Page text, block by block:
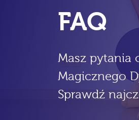
FAQ
Masz pytania
Magicznego
Sprawdź